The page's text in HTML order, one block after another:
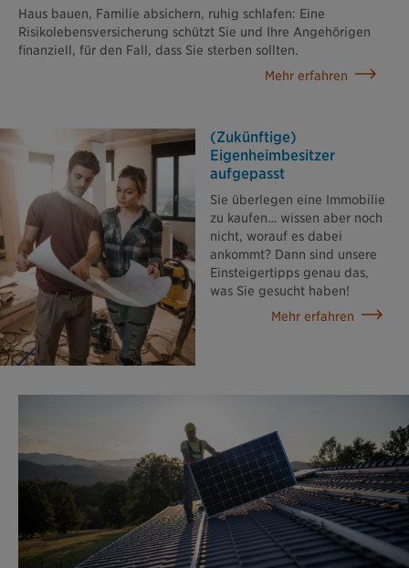
Haus bauen, Familie absichern, ruhig schlafen: Eine
Risikolebensversicherung schützt Sie und Ihre Angehörigen
finanziell, für den Fall, dass Sie sterben sollten.
Mehr erfahren
(Zukünftige)
Eigenheimbesitzer
aufgepasst
Sie überlegen eine Immobilie
zu kaufen… wissen aber noch
nicht, worauf es dabei
ankommt? Dann sind unsere
Einsteigertipps genau das,
was Sie gesucht haben!
Mehr erfahren